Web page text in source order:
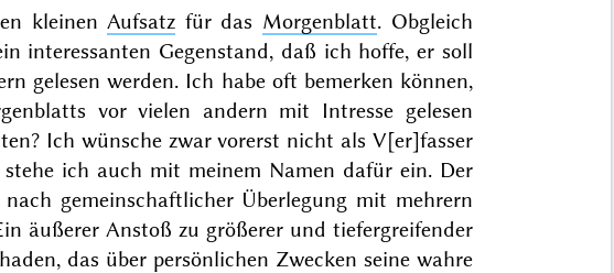
kleinenAufsatz für das Morgenblatt. Obgleich
interessanten Gegenstand, daß ich hoffe, er soll
gelesen werden. Ich habe oft bemerken können,
vor vielen andern mit Intresse gelesen
Ich wünsche zwar vorerst nicht als V[er]fasser
ich auch mit meinem Namen dafür ein. Der
gemeinschaftlicher Überlegung mit mehrern
äußerer Anstoß zu größerer und tiefergreifender
das über persönlichen Zwecken seine wahre